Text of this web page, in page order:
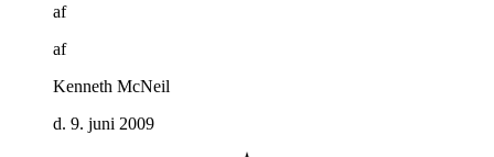
af
af
Kenneth McNeil
d. 9. juni 2009